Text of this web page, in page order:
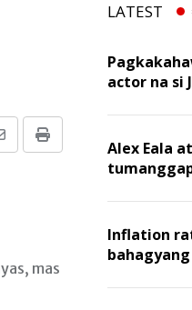
Print
mas
LATEST
actor na si
Trillo
Alex Eala
Inflation